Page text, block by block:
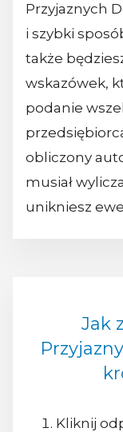
Przyjaznych
i szybki
także
wskazówek,
podanie
obliczony
musiał
unikniesz
Jak
Kliknij